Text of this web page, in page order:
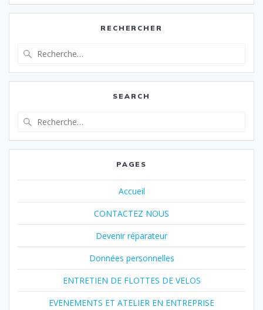
RECHERCHER
:
SEARCH
:
PAGES
Accueil
CONTACTEZ NOUS
Devenir réparateur
Données personnelles
ENTRETIEN DE FLOTTES DE VELOS
EVENEMENTS ET ATELIER EN ENTREPRISE